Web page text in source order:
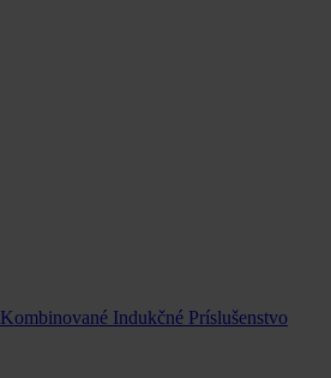
Kombinované Indukčné Príslušenstvo